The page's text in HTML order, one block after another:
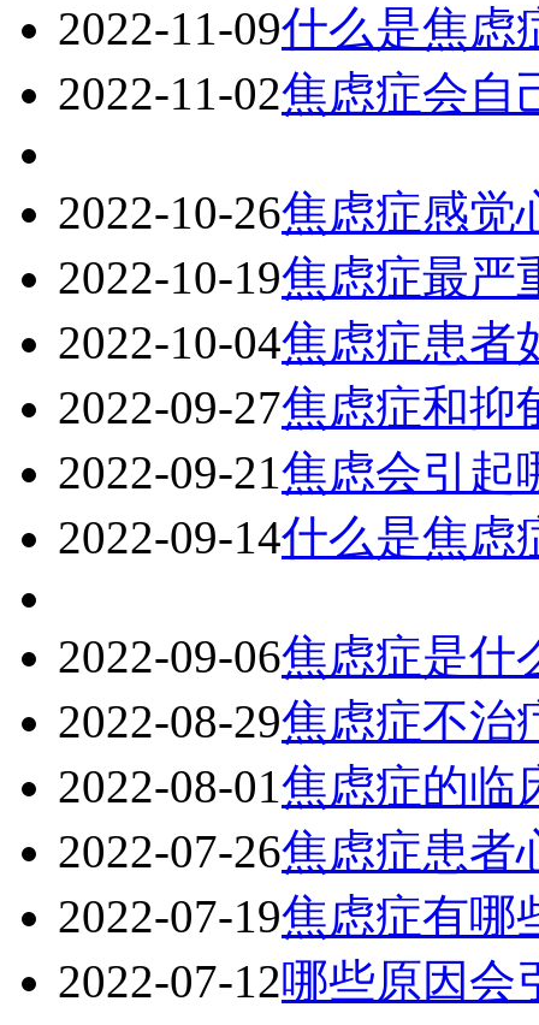
2022-11-09什么是焦虑
2022-11-02焦虑症会自
2022-10-26焦虑症感觉
2022-10-19焦虑症最严
2022-10-04焦虑症患者
2022-09-27焦虑症和抑
2022-09-21焦虑会引起
2022-09-14什么是焦虑
2022-09-06焦虑症是什
2022-08-29焦虑症不治
2022-08-01焦虑症的临
2022-07-26焦虑症患者
2022-07-19焦虑症有哪
2022-07-12哪些原因会